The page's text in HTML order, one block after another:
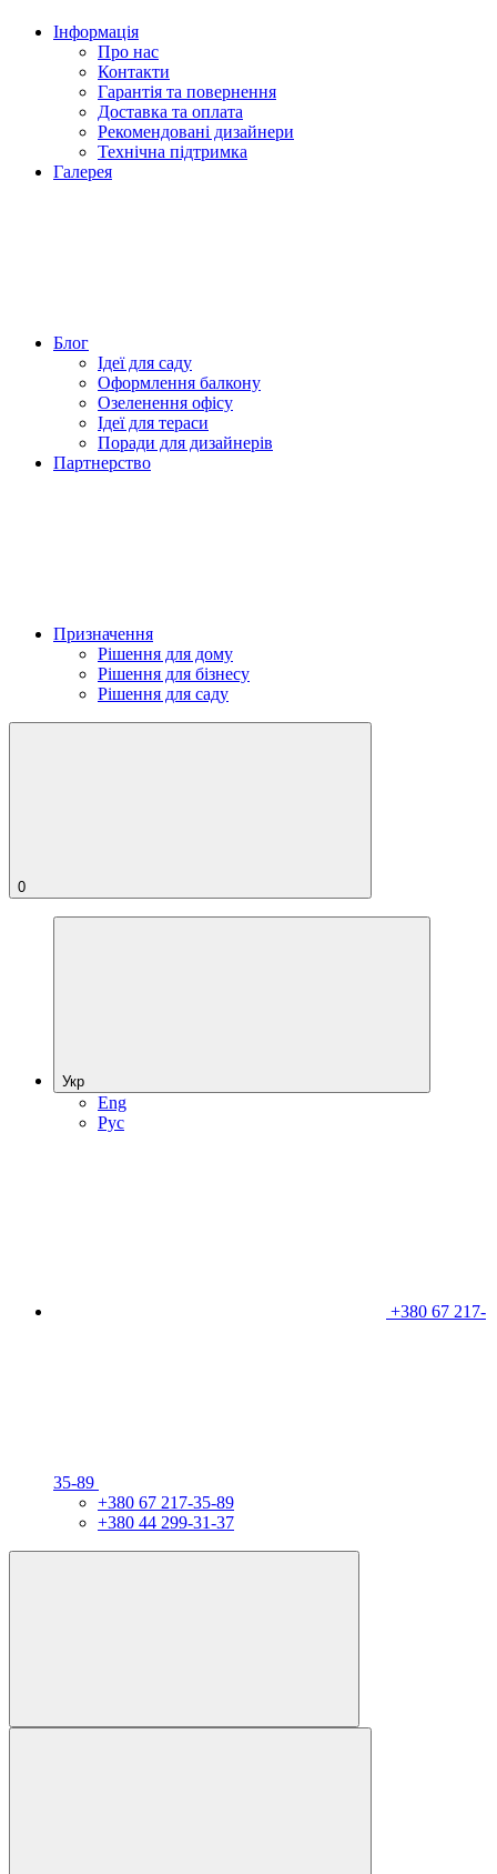
Інформація
Про нас
Контакти
Гарантія та повернення
Доставка та оплата
Рекомендовані дизайнери
Технічна підтримка
Галерея
Блог
Ідеї для саду
Оформлення балкону
Озеленення офісу
Ідеї для тераси
Поради для дизайнерів
Партнерство
Призначення
Рішення для дому
Рішення для бізнесу
Рішення для саду
0
Укр
Eng
Рус
+380 67 217-
35-89
+380 67 217-35-89
+380 44 299-31-37